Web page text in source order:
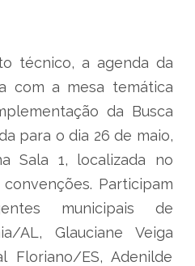
técnico, a agenda da
com a mesa temática
da Busca
para o dia 26 de maio,
Sala 1, localizada no
Participam
municipais de
AL, Glauciane Veiga
Floriano/ES, Adenilde